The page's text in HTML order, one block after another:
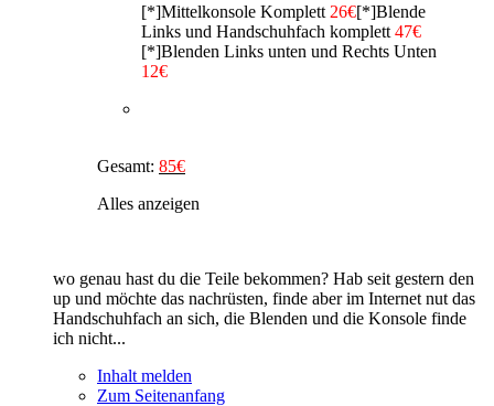
[*]Mittelkonsole Komplett 26€[*]Blende
Links und Handschuhfach komplett 47€
[*]Blenden Links unten und Rechts Unten
12€
Gesamt: 85€
Alles anzeigen
wo genau hast du die Teile bekommen? Hab seit gestern den
up und möchte das nachrüsten, finde aber im Internet nut das
Handschuhfach an sich, die Blenden und die Konsole finde
ich nicht...
Inhalt melden
Zum Seitenanfang